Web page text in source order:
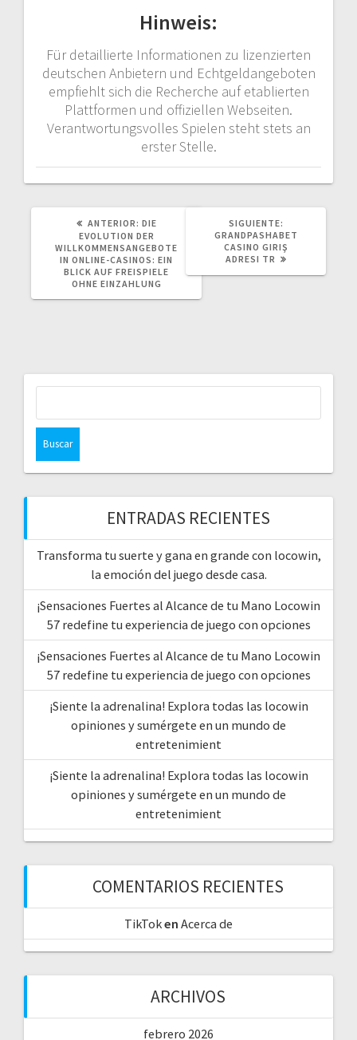
Hinweis:
Für detaillierte Informationen zu lizenzierten
deutschen Anbietern und Echtgeldangeboten
empfiehlt sich die Recherche auf etablierten
Plattformen und offiziellen Webseiten.
Verantwortungsvolles Spielen steht stets an
erster Stelle.
ANTERIOR: POST
ANTERIOR:
DIE
EVOLUTION DER
WILLKOMMENSANGEBOTE
IN ONLINE-CASINOS: EIN
BLICK AUF FREISPIELE
OHNE EINZAHLUNG
SIGUIENTE:
POST:
GRANDPASHABET
CASINO GIRIŞ
ADRESI TR
ENTRADAS RECIENTES
Transforma tu suerte y gana en grande con locowin,
la emoción del juego desde casa.
¡Sensaciones Fuertes al Alcance de tu Mano Locowin
57 redefine tu experiencia de juego con opciones
¡Sensaciones Fuertes al Alcance de tu Mano Locowin
57 redefine tu experiencia de juego con opciones
¡Siente la adrenalina! Explora todas las locowin
opiniones y sumérgete en un mundo de
entretenimient
¡Siente la adrenalina! Explora todas las locowin
opiniones y sumérgete en un mundo de
entretenimient
COMENTARIOS RECIENTES
TikToken Acerca de
ARCHIVOS
febrero 2026